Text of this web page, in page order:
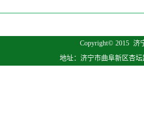
Copyright© 2015 济
地址：济宁市曲阜新区杏